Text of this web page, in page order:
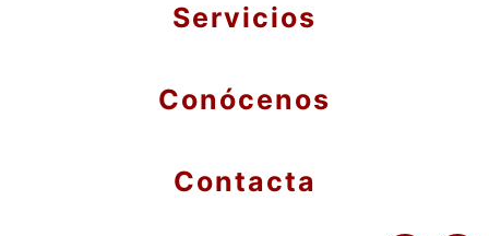
Servicios
Conócenos
Contacta